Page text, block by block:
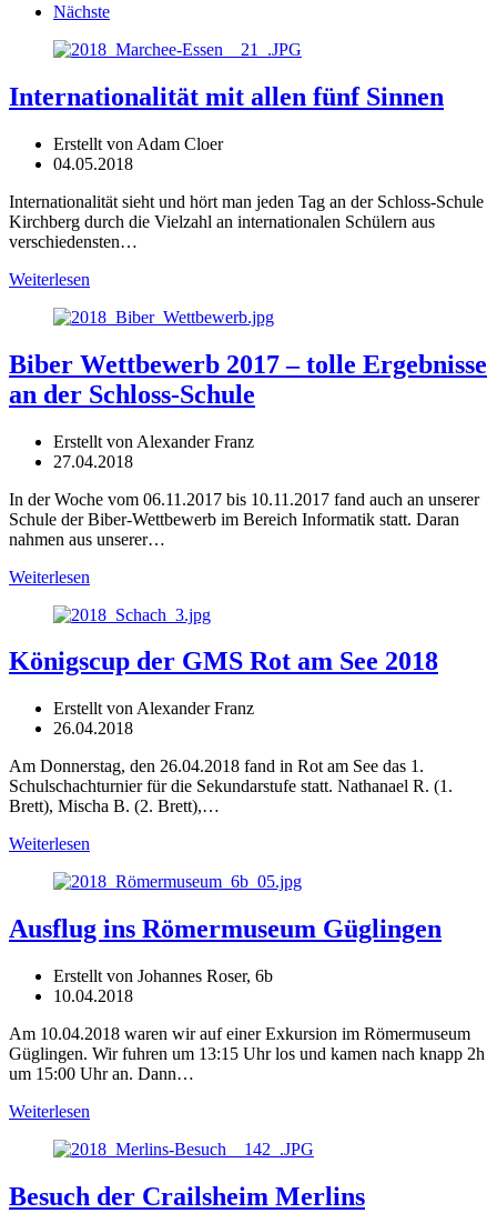
Nächste
Internationalität mit allen fünf Sinnen
Erstellt von Adam Cloer
04.05.2018
Internationalität sieht und hört man jeden Tag an der Schloss-Schule
Kirchberg durch die Vielzahl an internationalen Schülern aus
verschiedensten…
Weiterlesen
Biber Wettbewerb 2017 – tolle Ergebnisse
an der Schloss-Schule
Erstellt von Alexander Franz
27.04.2018
In der Woche vom 06.11.2017 bis 10.11.2017 fand auch an unserer
Schule der Biber-Wettbewerb im Bereich Informatik statt. Daran
nahmen aus unserer…
Weiterlesen
Königscup der GMS Rot am See 2018
Erstellt von Alexander Franz
26.04.2018
Am Donnerstag, den 26.04.2018 fand in Rot am See das 1.
Schulschachturnier für die Sekundarstufe statt. Nathanael R. (1.
Brett), Mischa B. (2. Brett),…
Weiterlesen
Ausflug ins Römermuseum Güglingen
Erstellt von Johannes Roser, 6b
10.04.2018
Am 10.04.2018 waren wir auf einer Exkursion im Römermuseum
Güglingen. Wir fuhren um 13:15 Uhr los und kamen nach knapp 2h
um 15:00 Uhr an. Dann…
Weiterlesen
Besuch der Crailsheim Merlins